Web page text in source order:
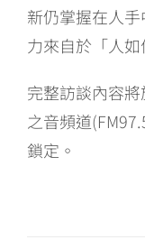
新仍掌握在人
力來自於「人如
完整訪談內容
之音頻道
鎖定。